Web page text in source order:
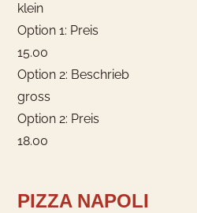
klein
Option 1: Preis
15.00
Option 2: Beschrieb
gross
Option 2: Preis
18.00
PIZZA NAPOLI